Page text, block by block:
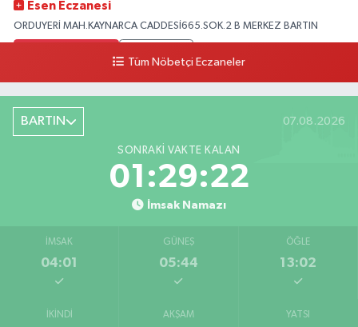
Esen Eczanesi
ORDUYERİ MAH.KAYNARCA CADDESİ665.SOK.2 B MERKEZ BARTIN
Şiremirçavuş Mahallesi, Kırıkçı Zeliha Ana Sokak No:20 8 Merkez Bartın
0 (378) 227 85 45
Tüm Nöbetçi Eczaneler
BARTIN 07.08.2026
SONRAKI VAKTE KALAN
01:29:21
İmsak Namazı
İMSAK
04:01
GÜNEŞ
05:44
ÖĞLE
13:02
İKINDI AKŞAM YATSI